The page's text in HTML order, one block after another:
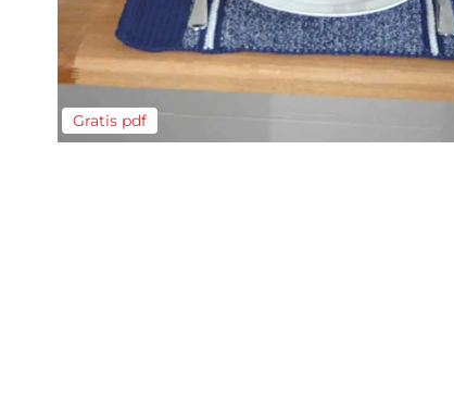
Gratis pdf